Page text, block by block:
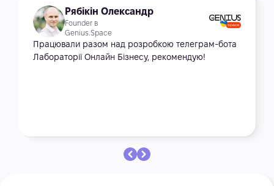
Рябікін Олександр
Founder в
Genius.Space
Працювали разом над розробкою телеграм-бота
Лабораторії Онлайн Бізнесу, рекомендую!